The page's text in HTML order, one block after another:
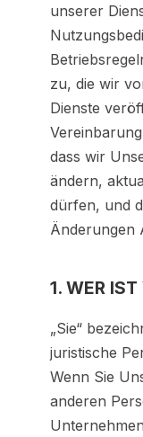
unserer
zu, die wir
Dienste
dass wir
ändern,
dürfen, und
Änderungen
1. WER IST
„Sie“
juristische
Wenn Sie
anderen